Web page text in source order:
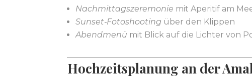
Nachmittagszeremonie mit Aperitif am
Sunset‑Fotoshooting über den Klippen
Abendmenü mit Blick auf die Lichter von
Hochzeitsplanung an der